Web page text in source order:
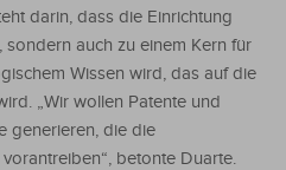
darin, dass die Einrichtung
auch zu einem Kern für
Wissen wird, das auf die
„Wir wollen Patente und
generieren, die die
betonte Duarte.